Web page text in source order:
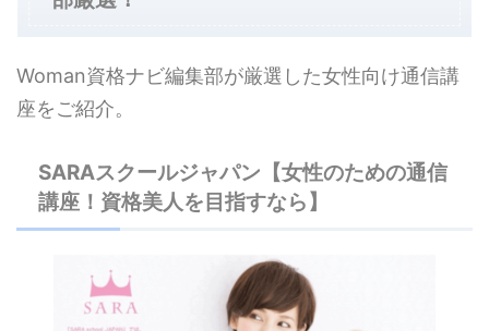
Woman資格ナビ編集部が厳選した女性向け通信講
座をご紹介。
SARAスクールジャパン【女性のための通信
講座！資格美人を目指すなら】